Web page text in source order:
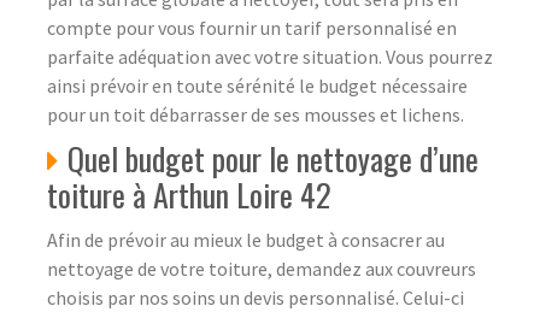
compte pour vous fournir un tarif personnalisé en
parfaite adéquation avec votre situation. Vous pourrez
ainsi prévoir en toute sérénité le budget nécessaire
pour un toit débarrasser de ses mousses et lichens.
Quel budget pour le nettoyage d’une
toiture à Arthun Loire 42
Afin de prévoir au mieux le budget à consacrer au
nettoyage de votre toiture, demandez aux couvreurs
choisis par nos soins un devis personnalisé. Celui-ci